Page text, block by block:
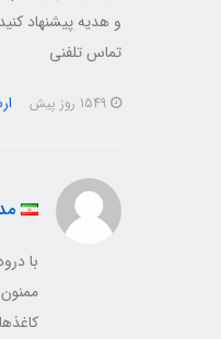
و هدیه پیشنهاد
تماس تلفنی
با